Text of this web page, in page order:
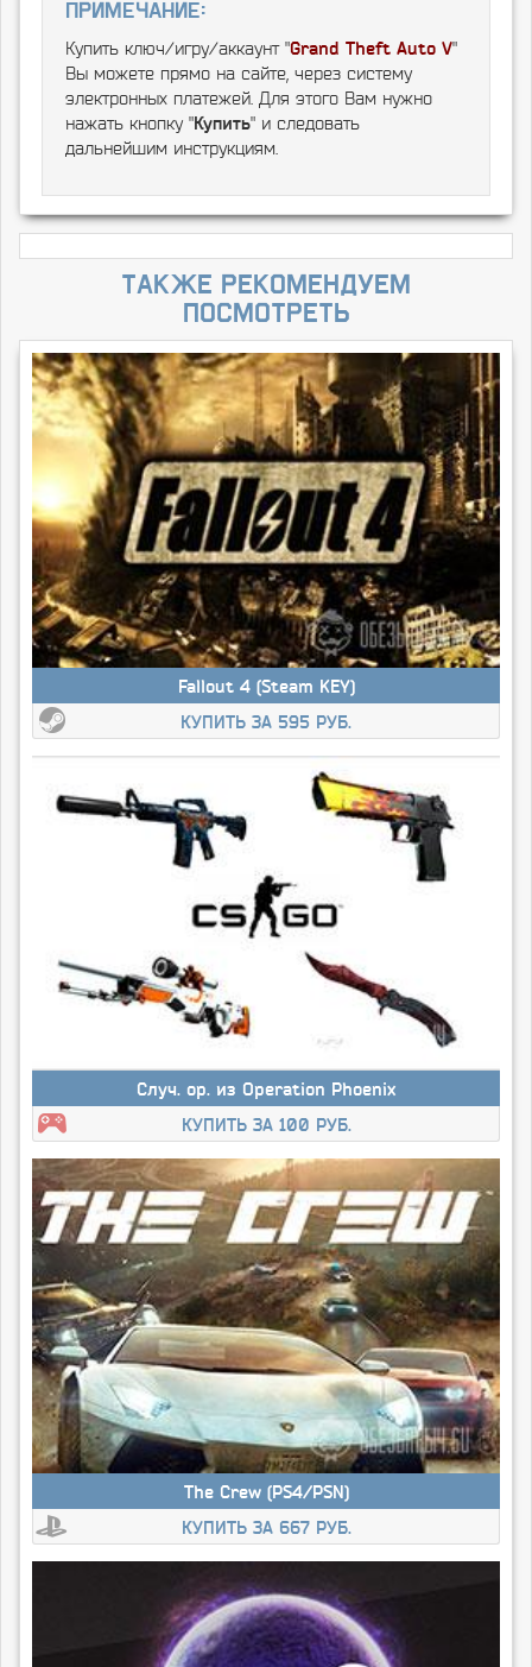
Примечание:
Купить ключ/игру/аккаунт "Grand Theft Auto V"
Вы можете прямо на сайте, через систему
электронных платежей. Для этого Вам нужно
нажать кнопку "Купить" и следовать
дальнейшим инструкциям.
Также рекомендуем
посмотреть
Fallout 4 (Steam KEY)
КУПИТЬ ЗА 595 РУБ.
Случ. ор. из Operation Phoenix
КУПИТЬ ЗА 100 РУБ.
The Crew (PS4/PSN)
КУПИТЬ ЗА 667 РУБ.